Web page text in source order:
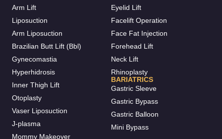
Arm Lift
Liposuction
Arm Liposuction
Brazilian Butt Lift (Bbl)
Gynecomastia
Hyperhidrosis
Inner Thigh Lift
Otoplasty
Vaser Liposuction
J-plasma
Mommy Makeover
Eyelid Lift
Facelift Operation
Face Fat Injection
Forehead Lift
Neck Lift
Rhinoplasty
BARIATRICS
Gastric Sleeve
Gastric Bypass
Gastric Balloon
Mini Bypass